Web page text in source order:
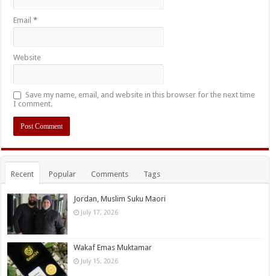
Email*
Website
Save my name, email, and website in this browser for the next time
I comment.
Recent Popular Comments Tags
Jordan, Muslim Suku Maori
July 17, 2026
Wakaf Emas Muktamar
July 15, 2026